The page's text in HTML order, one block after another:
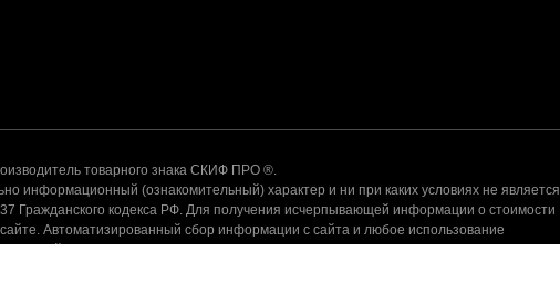
товарного знака СКИФ ПРО ®.
информационный (ознакомительный) характер и ни при каких условиях не является
Гражданского кодекса РФ. Для получения исчерпывающей информации о стоимости
Автоматизированный сбор информации с сайта и любое использование
сайта запрещено.